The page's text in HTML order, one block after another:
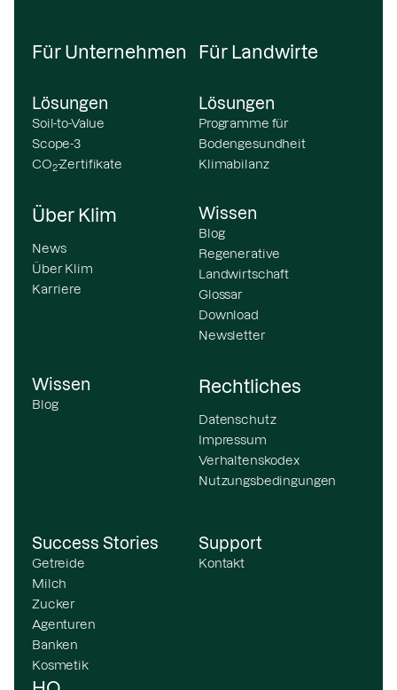
Für Unternehmen
Lösungen
Soil-to-Value
Scope-3
CO2-Zertifikate
Für Landwirte
Lösungen
Programme für
Bodengesundheit
Klimabilanz
Über Klim
News
Über Klim
Karriere
Wissen
Blog
Regenerative
Landwirtschaft
Glossar
Download
Newsletter
Wissen
Blog
Rechtliches
Datenschutz
Impressum
Verhaltenskodex
Nutzungsbedingungen
Success Stories
Getreide
Milch
Zucker
Agenturen
Banken
Kosmetik
Support
Kontakt